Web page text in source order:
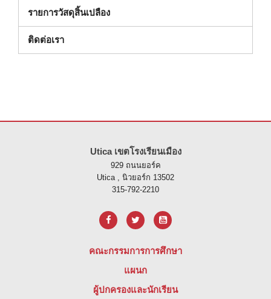
รายการวัสดุสิ้นเปลือง(เปิดในหน้าต่างใหม่)
ติดต่อเรา
Utica เขตโรงเรียนเมือง
929 ถนนยอร์ค
Utica , นิวยอร์ก 13502
315-792-2210
คณะกรรมการการศึกษา
แผนก
ผู้ปกครองและนักเรียน